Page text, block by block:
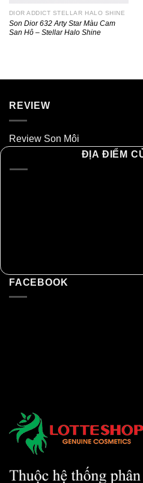
DIOR ADDICT STELLAR HALO SHINE
Son Dior 632 Arty Star Màu Cam
San Hô – Stellar Halo Shine
REVIEW
Review Son Môi
ĐỊA ĐIỂM
FACEBOOK